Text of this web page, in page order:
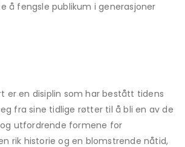
å fengsle publikum i generasjoner
er en disiplin som har bestått tidens
fra sine tidlige røtter til å bli en av de
utfordrende formene for
rik historie og en blomstrende nåtid,